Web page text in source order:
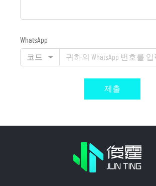
WhatsApp
코드
제출